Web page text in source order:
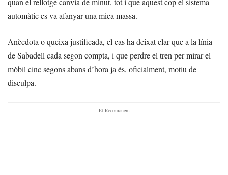
automàtic es va afanyar una mica massa.
Anècdota o queixa justificada, el cas ha deixat clar que a la línia
de Sabadell cada segon compta, i que perdre el tren per mirar el
mòbil cinc segons abans d’hora ja és, oficialment, motiu de
disculpa.
- Et Recomanem -